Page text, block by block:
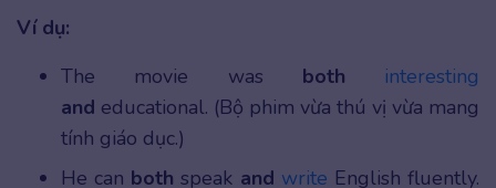
Ví dụ:
The movie was both
interesting
and educational. (Bộ phim vừa thú vị vừa mang
tính giáo dục.)
He can both speak and write English fluently.